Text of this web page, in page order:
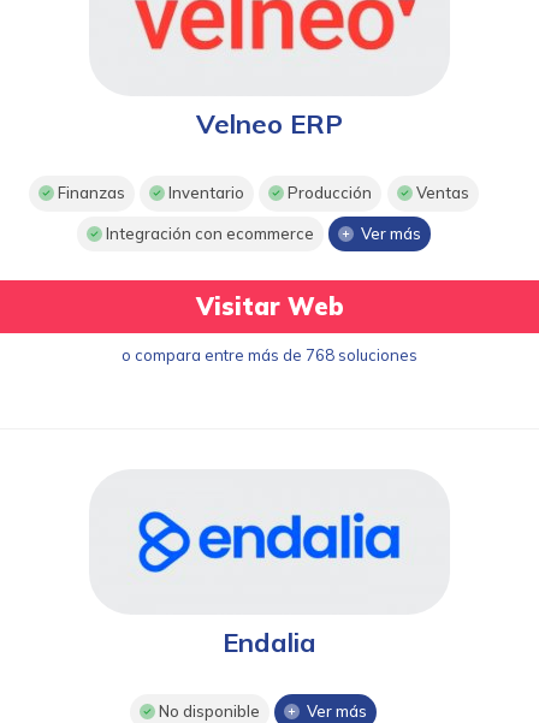
Velneo ERP
Finanzas Inventario Producción Ventas
Integración con ecommerce Ver más
Visitar Web
o compara entre más de 768 soluciones
Endalia
No disponible Ver más